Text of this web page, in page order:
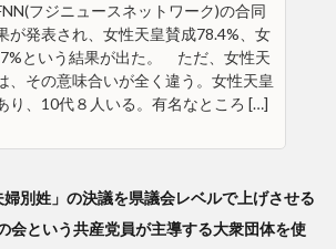
フジニュースネットワーク)の合同
が発表され、女性天皇賛成78.4%、女
という結果が出た。 ただ、女性天
、その意味合いが全く違う。女性天皇
り、10代８人いる。有名なところ […]
別姓」の決議を県議会レベルで上げさせる
会という共産党員が主導する大衆団体を使